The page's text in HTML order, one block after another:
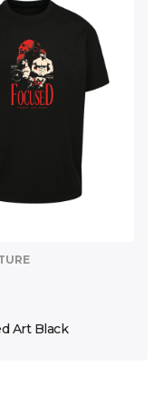
Art Black